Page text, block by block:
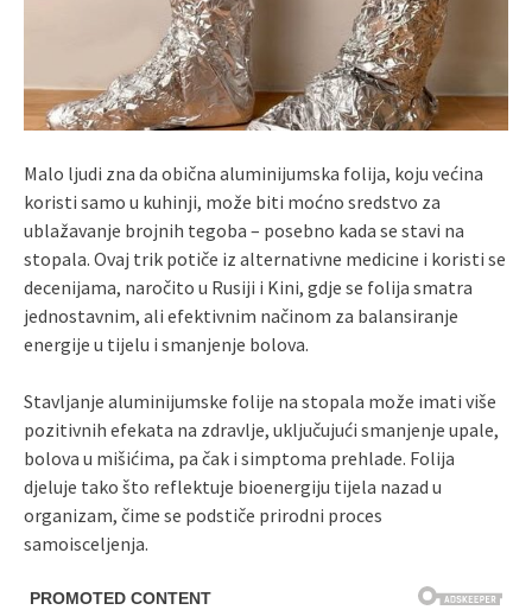
Malo ljudi zna da obična aluminijumska folija, koju većina
koristi samo u kuhinji, može biti moćno sredstvo za
ublažavanje brojnih tegoba – posebno kada se stavi na
stopala. Ovaj trik potiče iz alternativne medicine i koristi se
decenijama, naročito u Rusiji i Kini, gdje se folija smatra
jednostavnim, ali efektivnim načinom za balansiranje
energije u tijelu i smanjenje bolova.
Stavljanje aluminijumske folije na stopala može imati više
pozitivnih efekata na zdravlje, uključujući smanjenje upale,
bolova u mišićima, pa čak i simptoma prehlade. Folija
djeluje tako što reflektuje bioenergiju tijela nazad u
organizam, čime se podstiče prirodni proces
samoisceljenja.